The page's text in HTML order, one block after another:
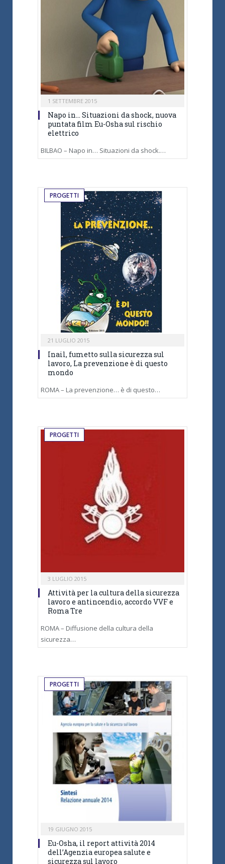
1 SETTEMBRE 2015
Napo in… Situazioni da shock, nuova
puntata film Eu-Osha sul rischio
elettrico
BILBAO – Napo in… Situazioni da shock.…
PROGETTI
21 LUGLIO 2015
Inail, fumetto sulla sicurezza sul
lavoro, La prevenzione è di questo
mondo
ROMA – La prevenzione… è di questo…
PROGETTI
3 LUGLIO 2015
Attività per la cultura della sicurezza
lavoro e antincendio, accordo VVF e
Roma Tre
ROMA – Diffusione della cultura della
sicurezza…
PROGETTI
19 GIUGNO 2015
Eu-Osha, il report attività 2014
dell’Agenzia europea salute e
sicurezza sul lavoro